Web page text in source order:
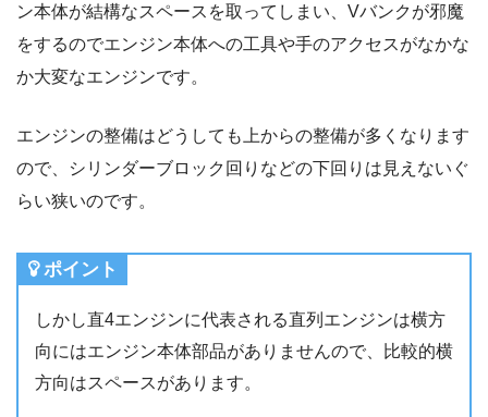
ン本体が結構なスペースを取ってしまい、Vバンクが邪魔
をするのでエンジン本体への工具や手のアクセスがなかな
か大変なエンジンです。
エンジンの整備はどうしても上からの整備が多くなります
ので、シリンダーブロック回りなどの下回りは見えないぐ
らい狭いのです。
ポイント
しかし直4エンジンに代表される直列エンジンは横方
向にはエンジン本体部品がありませんので、比較的横
方向はスペースがあります。